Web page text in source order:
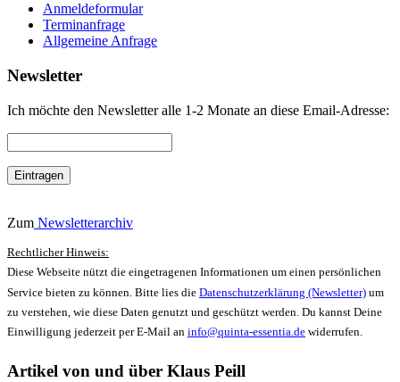
Anmeldeformular
Terminanfrage
Allgemeine Anfrage
Newsletter
Ich möchte den Newsletter alle 1-2 Monate an diese Email-Adresse:
Zum Newsletterarchiv
Rechtlicher Hinweis:
Diese Webseite nützt die eingetragenen Informationen um einen persönlichen
Service bieten zu können. Bitte lies die Datenschutzerklärung (Newsletter) um
zu verstehen, wie diese Daten genutzt und geschützt werden. Du kannst Deine
Einwilligung jederzeit per E-Mail an info@quinta-essentia.de widerrufen.
Artikel von und über Klaus Peill